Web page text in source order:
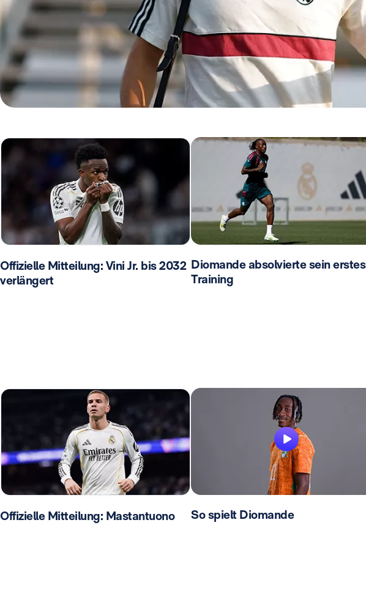
Offizielle Mitteilung: Vini Jr. bis 2032
verlängert
Diomande absolvierte sein erstes
Training
Offizielle Mitteilung: Mastantuono So spielt Diomande